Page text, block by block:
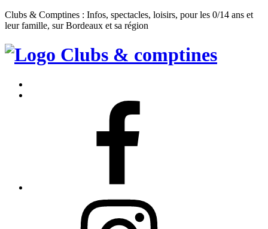
Clubs & Comptines : Infos, spectacles, loisirs, pour les 0/14 ans et
leur famille, sur Bordeaux et sa région
Clubs
Comptines